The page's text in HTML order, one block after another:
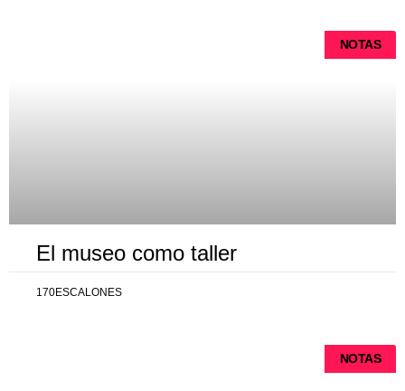
NOTAS
El museo como taller
170ESCALONES
NOTAS